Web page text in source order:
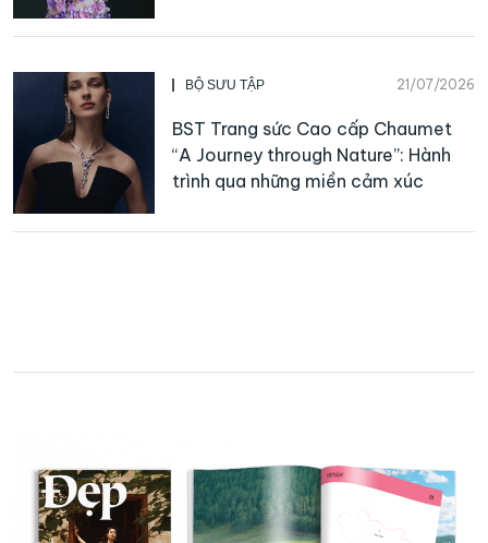
BỘ SƯU TẬP 21/07/2026
BST Trang sức Cao cấp Chaumet
“A Journey through Nature”: Hành
trình qua những miền cảm xúc